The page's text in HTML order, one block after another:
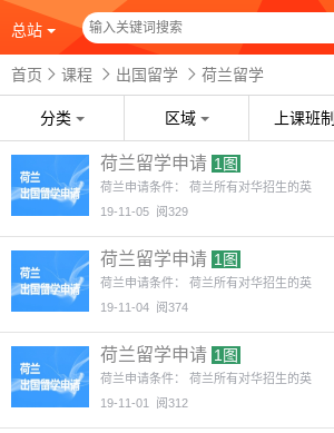
总站
首页 课程 出国留学 荷兰留学
分类 区域 上课班制
荷兰留学申请 1图
荷兰申请条件： 荷兰所有对华招生的英
19-11-05 阅329
荷兰留学申请 1图
荷兰申请条件： 荷兰所有对华招生的英
19-11-04 阅374
荷兰留学申请 1图
荷兰申请条件： 荷兰所有对华招生的英
19-11-01
阅312